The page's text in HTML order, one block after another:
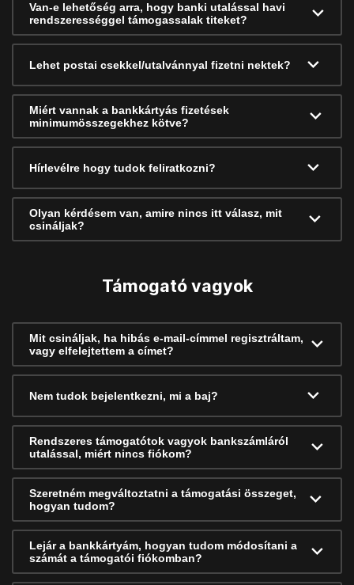
Van-e lehetőség arra, hogy banki utalással havi
rendszerességgel támogassalak titeket?
Lehet postai csekkel/utalvánnyal fizetni nektek?
Miért vannak a bankkártyás fizetések
minimumösszegekhez kötve?
Hírlevélre hogy tudok feliratkozni?
Olyan kérdésem van, amire nincs itt válasz, mit
csináljak?
Támogató vagyok
Mit csináljak, ha hibás e-mail-címmel regisztráltam,
vagy elfelejtettem a címet?
Nem tudok bejelentkezni, mi a baj?
Rendszeres támogatótok vagyok bankszámláról
utalással, miért nincs fiókom?
Szeretném megváltoztatni a támogatási összeget,
hogyan tudom?
Lejár a bankkártyám, hogyan tudom módosítani a
számát a támogatói fiókomban?